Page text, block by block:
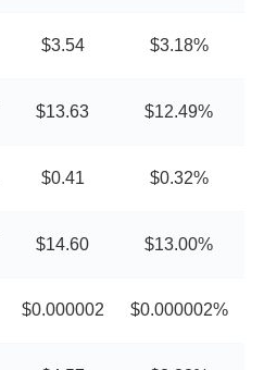
$3.54 $3.18%
$13.63 $12.49%
$0.41 $0.32%
$14.60 $13.00%
$0.000002 $0.000002%